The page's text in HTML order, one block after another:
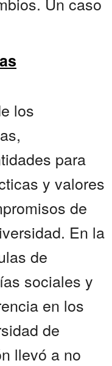
los
para
y valores
de
En la
de
sociales y
en los
de
llevó a no